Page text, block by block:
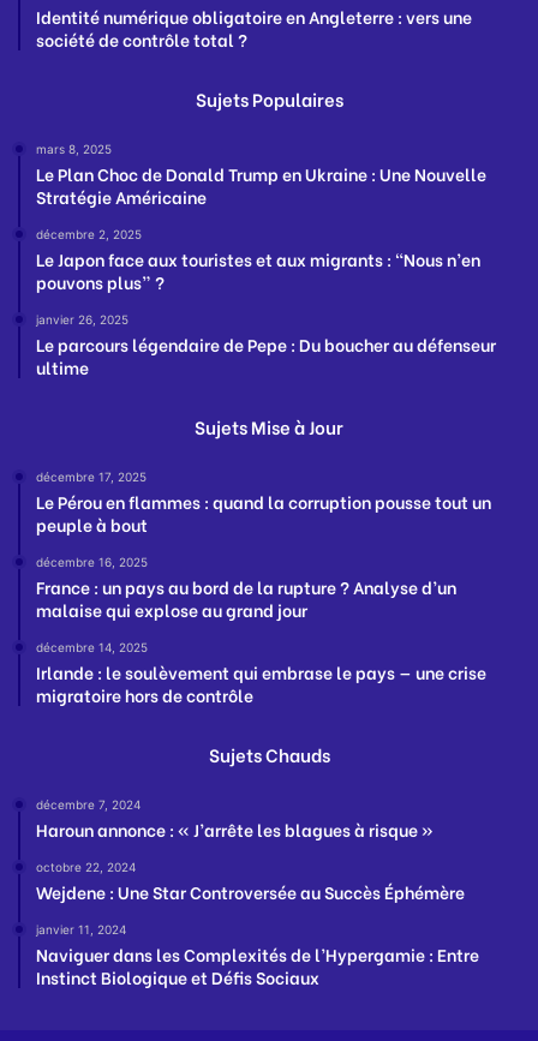
Identité numérique obligatoire en Angleterre : vers une
société de contrôle total ?
Sujets Populaires
mars 8, 2025
Le Plan Choc de Donald Trump en Ukraine : Une Nouvelle
Stratégie Américaine
décembre 2, 2025
Le Japon face aux touristes et aux migrants : “Nous n’en
pouvons plus” ?
janvier 26, 2025
Le parcours légendaire de Pepe : Du boucher au défenseur
ultime
Sujets Mise à Jour
décembre 17, 2025
Le Pérou en flammes : quand la corruption pousse tout un
peuple à bout
décembre 16, 2025
France : un pays au bord de la rupture ? Analyse d’un
malaise qui explose au grand jour
décembre 14, 2025
Irlande : le soulèvement qui embrase le pays — une crise
migratoire hors de contrôle
Sujets Chauds
décembre 7, 2024
Haroun annonce : « J’arrête les blagues à risque »
octobre 22, 2024
Wejdene : Une Star Controversée au Succès Éphémère
janvier 11, 2024
Naviguer dans les Complexités de l’Hypergamie : Entre
Instinct Biologique et Défis Sociaux